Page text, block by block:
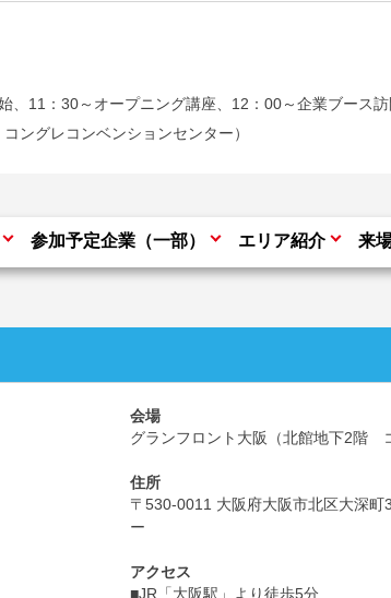
、11：30～オープニング講座、12：00～企業ブース訪
ングレコンベンションセンター）
参加予定企業（一部） エリア紹介 来
会場
グランフロント大阪（北館地下2階
住所
〒530-0011 大阪府大阪市北区大深
ー
アクセス
■JR「大阪駅」より徒歩5分